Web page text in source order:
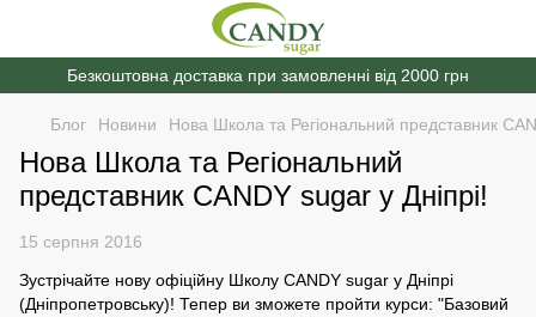
Безкоштовна доставка при замовленні від 2000 грн
Блог Новини Нова Школа та Регіональний представник
Нова Школа та Регіональний
представник CANDY sugar у Дніпрі!
15 серпня 2016
Зустрічайте нову офіційну Школу CANDY sugar у Дніпрі
(Дніпропетровську)! Тепер ви зможете пройти курси: "Базовий